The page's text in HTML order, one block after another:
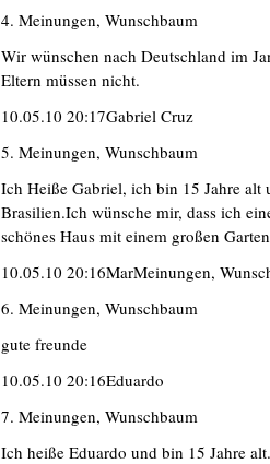
4. Meinungen, Wunschbaum
Wir wünschen nach Deutschland im
Eltern müssen nicht.
10.05.10 20:17Gabriel Cruz
5. Meinungen, Wunschbaum
Ich Heiße Gabriel, ich bin 15 Jahre
Brasilien.Ich wünsche mir, dass ich
schönes Haus mit einem großen
10.05.10 20:16MarMeinungen,
6. Meinungen, Wunschbaum
gute freunde
10.05.10 20:16Eduardo
7. Meinungen, Wunschbaum
Ich heiße Eduardo und bin 15 Jahre